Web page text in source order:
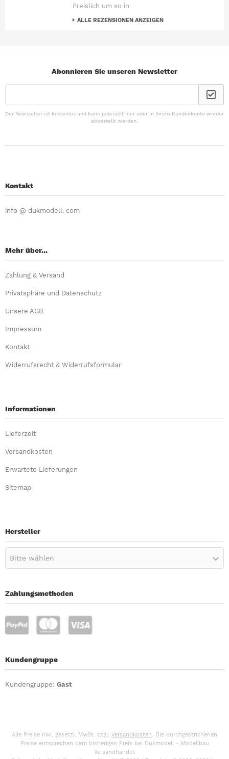
Preislich um so in
ALLE REZENSIONEN ANZEIGEN
Abonnieren Sie unseren Newsletter
Der Newsletter ist kostenlos und kann jederzeit hier oder in Ihrem Kundenkonto wieder
abbestellt werden.
Kontakt
info @ dukmodell. com
Mehr über...
Zahlung & Versand
Privatsphäre und Datenschutz
Unsere AGB
Impressum
Kontakt
Widerrufsrecht & Widerrufsformular
Informationen
Lieferzeit
Versandkosten
Erwartete Lieferungen
Sitemap
Hersteller
Bitte wählen
Zahlungsmethoden
Kundengruppe
Kundengruppe: Gast
Alle Preise inkl. gesetzl. MwSt. zzgl. Versandkosten. Die durchgestrichenen
Preise entsprechen dem bisherigen Preis bei Dukmodell - Modellbau
Versandhandel.